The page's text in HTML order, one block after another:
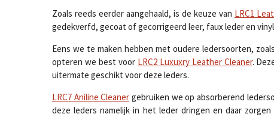
Zoals reeds eerder aangehaald, is de keuze van LRC1
gedekverfd, gecoat of gecorrigeerd leer, faux leder en
Eens we te maken hebben met oudere ledersoorten,
opteren we best voor LRC2 Luxuxry Leather Cleaner.
uitermate geschikt voor deze leders.
LRC7 Aniline Cleaner gebruiken we op absorberend
deze leders namelijk in het leder dringen en daar